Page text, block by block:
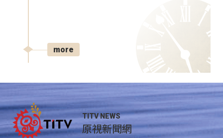
more
TITV NEWS
原視新聞網